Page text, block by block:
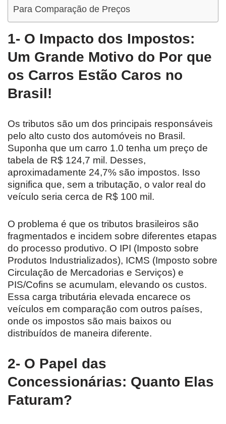
Para Comparação de Preços
1- O Impacto dos Impostos:
Um Grande Motivo do Por que
os Carros Estão Caros no
Brasil!
Os tributos são um dos principais responsáveis
pelo alto custo dos automóveis no Brasil.
Suponha que um carro 1.0 tenha um preço de
tabela de R$ 124,7 mil. Desses,
aproximadamente 24,7% são impostos. Isso
significa que, sem a tributação, o valor real do
veículo seria cerca de R$ 100 mil.
O problema é que os tributos brasileiros são
fragmentados e incidem sobre diferentes etapas
do processo produtivo. O IPI (Imposto sobre
Produtos Industrializados), ICMS (Imposto sobre
Circulação de Mercadorias e Serviços) e
PIS/Cofins se acumulam, elevando os custos.
Essa carga tributária elevada encarece os
veículos em comparação com outros países,
onde os impostos são mais baixos ou
distribuídos de maneira diferente.
2- O Papel das
Concessionárias: Quanto Elas
Faturam?